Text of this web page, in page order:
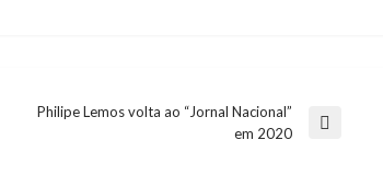
Philipe Lemos volta ao “Jornal Nacional”
em 2020